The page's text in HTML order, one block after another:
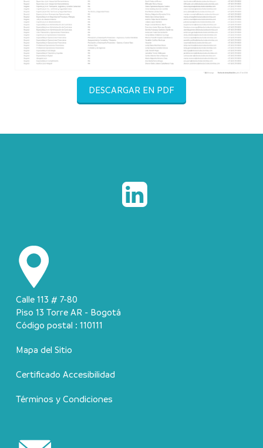
DESCARGAR EN PDF
Calle 113 # 7-80
Piso 13 Torre AR - Bogotá
Código postal : 110111
Mapa del Sitio
Certificado Accesibilidad
Términos y Condiciones